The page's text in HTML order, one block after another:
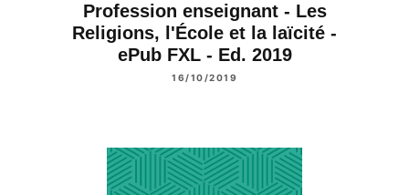
Profession enseignant - Les
Religions, l'École et la laïcité -
ePub FXL - Ed. 2019
16/10/2019